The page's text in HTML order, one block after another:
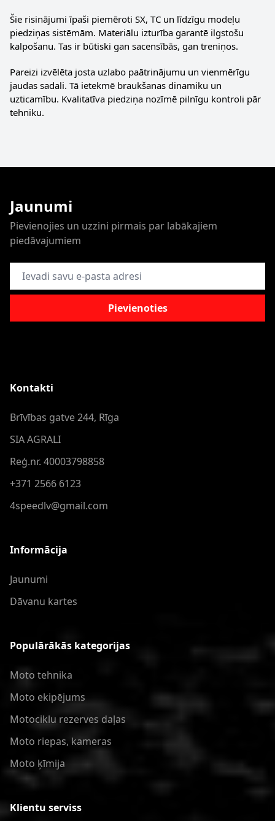
Šie risinājumi īpaši piemēroti SX, TC un līdzīgu modeļu
piedziņas sistēmām. Materiālu izturība garantē ilgstošu
kalpošanu. Tas ir būtiski gan sacensībās, gan treniņos.
Pareizi izvēlēta josta uzlabo paātrinājumu un vienmērīgu
jaudas sadali. Tā ietekmē braukšanas dinamiku un
uzticamību. Kvalitatīva piedziņa nozīmē pilnīgu kontroli pār
tehniku.
Jaunumi
Pievienojies un uzzini pirmais par labākajiem
piedāvajumiem
E-pasta adrese
Pievienoties
Kontakti
Brīvības gatve 244, Rīga
SIA AGRALI
Reģ.nr. 40003798858
+371 2566 6123
4speedlv@gmail.com
Informācija
Jaunumi
Dāvanu kartes
Populārākās kategorijas
Moto tehnika
Moto ekipējums
Motociklu rezerves daļas
Moto riepas, kameras
Moto ķīmija
Klientu serviss